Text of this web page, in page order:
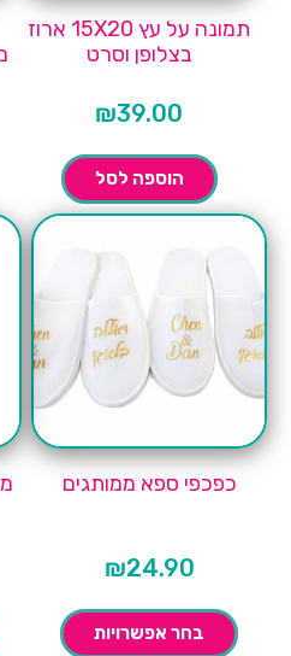
תמונה על עץ 15X20 ארוז
בצלופן וסרט
₪39.00
הוספה לסל
כפכפי ספא ממותגים
₪24.90
בחר אפשרויות